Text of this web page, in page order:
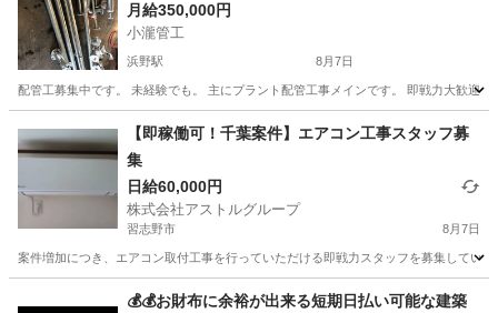
月給350,000円
小瀧管工
浜野駅 8月7日
配管工募集中です。 未経験でも。 主にプラント配管工事メインです。 即戦力大歓迎
浜野駅 その他 配管工
【即稼働可！千葉案件】エアコン工事スタッフ募
集
日給60,000円
株式会社アストルグループ
習志野市 8月7日
案件増加につき、エアコン取付工事を行っていただける即戦力スタッフを募集してい
その他
💰💰お財布に余裕が出来る短期日払い可能な建築